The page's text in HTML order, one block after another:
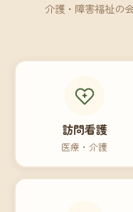
介護・障害福祉の
訪問看護
医療・介護